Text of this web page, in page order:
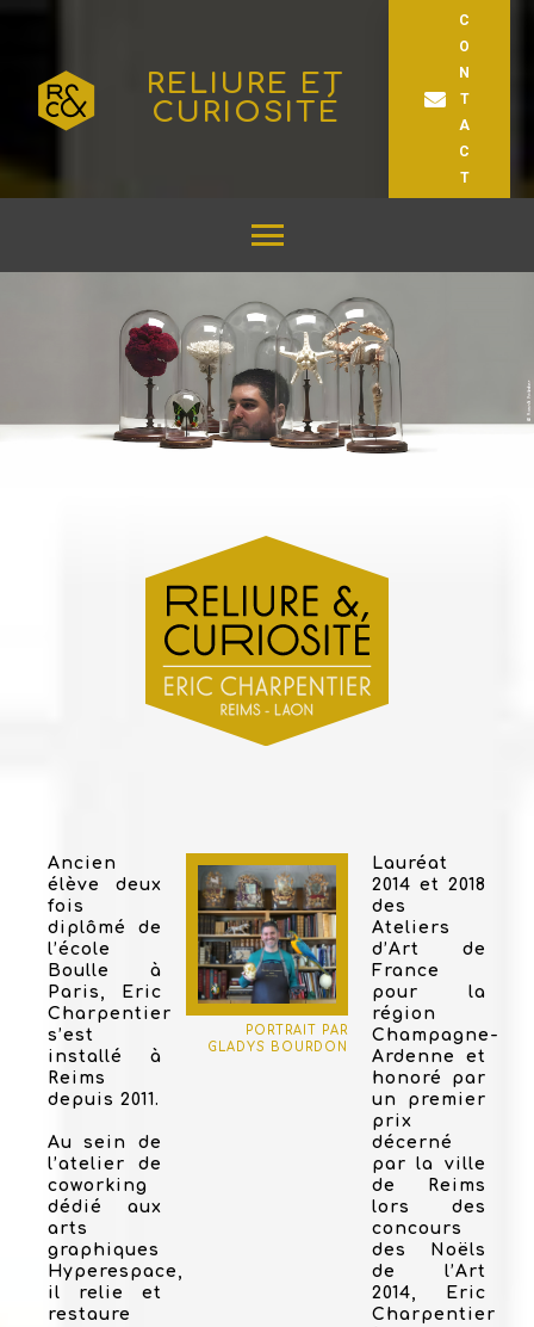
RELIURE ET
CURIOSITÉ
C
O
N
T
A
C
T
Ancien
élève deux
fois
diplômé de
l’école
Boulle à
Paris, Eric
Charpentier
s’est
installé à
Reims
depuis 2011.
Au sein de
l’atelier de
coworking
dédié aux
arts
graphiques
Hyperespace,
il relie et
restaure
PORTRAIT PAR
GLADYS BOURDON
Lauréat
2014 et 2018
des
Ateliers
d’Art de
France
pour la
région
Champagne-
Ardenne et
honoré par
un premier
prix
décerné
par la ville
de Reims
lors des
concours
des Noëls
de l’Art
2014, Eric
Charpentier